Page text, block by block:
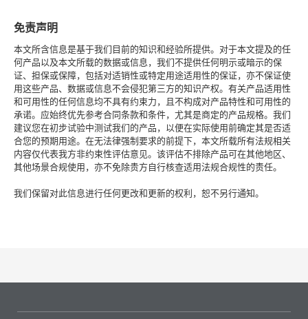
免责声明
本文所含信息是基于我们目前的知识和经验所提供。对于本文提及的任
何产品以及本文所载的数据或信息，我们不提供任何明示或暗示的保
证、担保或保障，包括对适销性或特定用途适用性的保证，亦不保证使
用这些产品、数据或信息不会侵犯第三方的知识产权。有关产品适用性
和可用性的任何信息均不具有约束力，且不构成对产品特性和可用性的
承诺。应始终优先参考合同条款和条件，尤其是商定的产品规格。我们
建议您在初步试验中测试我们的产品，以便在实际使用前确定其是否适
合您的预期用途。在无法律强制要求的前提下，本文所载所有法规相关
内容仅代表我方非约束性评估意见。该评估不排除产品可在其他地区、
其他场景合规使用，亦不免除贵方自行核查适用法规合规性的责任。
我们保留对此信息进行任何更改和更新的权利，恕不另行通知。